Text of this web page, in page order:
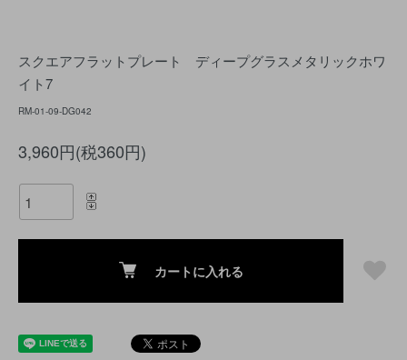
スクエアフラットプレート ディープグラスメタリックホワ
イト7
RM-01-09-DG042
3,960円(税360円)
カートに入れる